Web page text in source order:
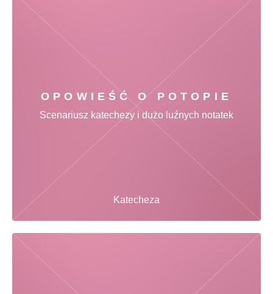
OPOWIEŚĆ O POTOPIE
Katecheza
Scenariusz katechezy i dużo luźnych notatek